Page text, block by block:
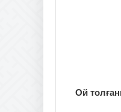
Ой